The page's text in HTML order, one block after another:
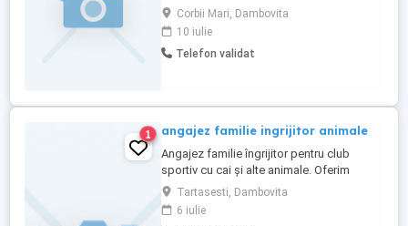
cazare, mâncare și salariu atractiv!
Corbii Mari, Dambovita
10 iulie
Telefon validat
1 angajez familie ingrijitor animale
Angajez familie îngrijitor pentru club
sportiv cu cai și alte animale. Oferim
salariu atractiv, cazare și masă
Tartasesti, Dambovita
6 iulie